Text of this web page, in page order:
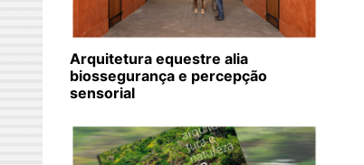
Arquitetura equestre alia
biossegurança e percepção
sensorial